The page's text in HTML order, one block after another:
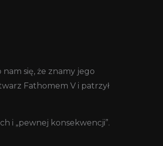
się, że znamy jego
Fathomem V i patrzył
i „pewnej konsekwencji”.